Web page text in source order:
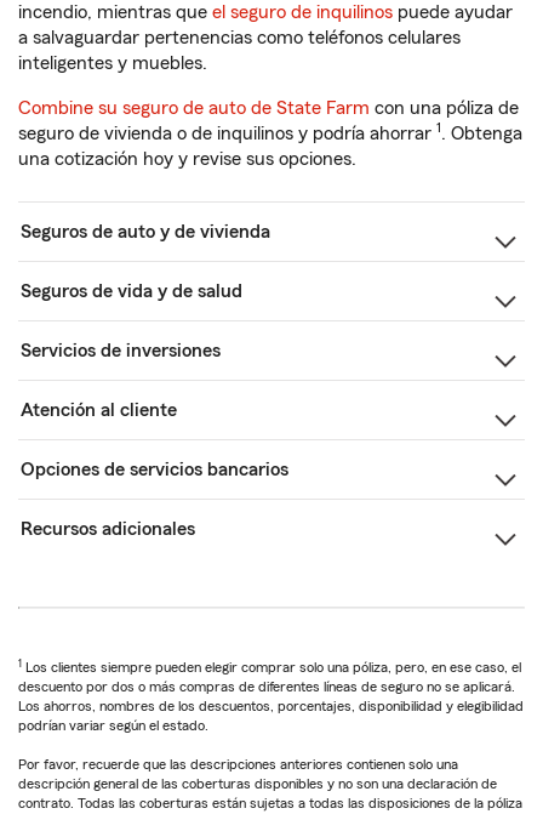
incendio, mientras que el seguro de inquilinos puede ayudar
a salvaguardar pertenencias como teléfonos celulares
inteligentes y muebles.
Combine su seguro de auto de State Farm con una póliza de
seguro de vivienda o de inquilinos y podría ahorrar 1. Obtenga
una cotización hoy y revise sus opciones.
Seguros de auto y de vivienda
Seguros de vida y de salud
Servicios de inversiones
Atención al cliente
Opciones de servicios bancarios
Recursos adicionales
1 Los clientes siempre pueden elegir comprar solo una póliza, pero, en ese caso, el
descuento por dos o más compras de diferentes líneas de seguro no se aplicará.
Los ahorros, nombres de los descuentos, porcentajes, disponibilidad y elegibilidad
podrían variar según el estado.
Por favor, recuerde que las descripciones anteriores contienen solo una
descripción general de las coberturas disponibles y no son una declaración de
contrato. Todas las coberturas están sujetas a todas las disposiciones de la póliza